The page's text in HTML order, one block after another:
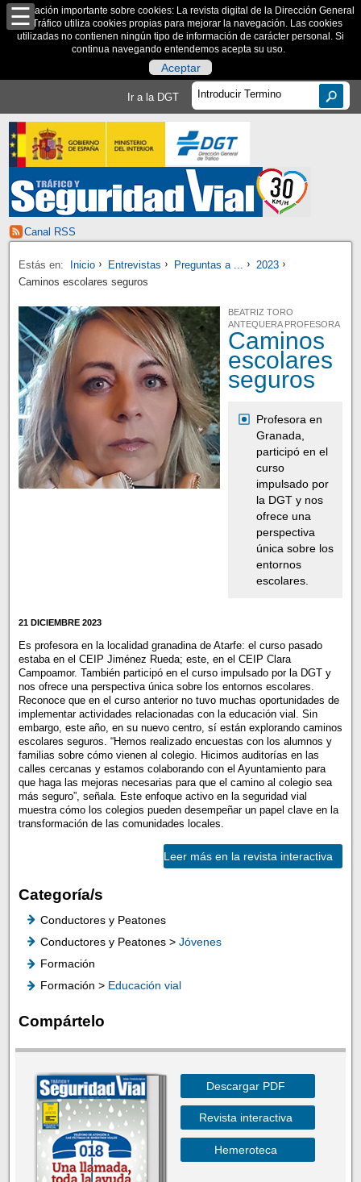
Información importante sobre cookies: La revista digital de la Dirección General
de Tráfico utiliza cookies propias para mejorar la navegación. Las cookies
utilizadas no contienen ningún tipo de información de carácter personal. Si
continua navegando entendemos acepta su uso.
Aceptar
Ir a la DGT
Canal RSS
Estás en: Inicio Entrevistas Preguntas a ...
2023
Caminos escolares seguros
BEATRIZ TORO
ANTEQUERA PROFESORA
Caminos
escolares
seguros
Profesora en
Granada,
participó en el
curso
impulsado por
la DGT y nos
ofrece una
perspectiva
única sobre los
entornos
escolares.
21 DICIEMBRE 2023
Es profesora en la localidad granadina de Atarfe: el curso pasado
estaba en el CEIP Jiménez Rueda; este, en el CEIP Clara
Campoamor. También participó en el curso impulsado por la DGT y
nos ofrece una perspectiva única sobre los entornos escolares.
Reconoce que en el curso anterior no tuvo muchas oportunidades de
implementar actividades relacionadas con la educación vial. Sin
embargo, este año, en su nuevo centro, sí están explorando caminos
escolares seguros. “Hemos realizado encuestas con los alumnos y
familias sobre cómo vienen al colegio. Hicimos auditorías en las
calles cercanas y estamos colaborando con el Ayuntamiento para
que haga las mejoras necesarias para que el camino al colegio sea
más seguro”, señala. Este enfoque activo en la seguridad vial
muestra cómo los colegios pueden desempeñar un papel clave en la
transformación de las comunidades locales.
Leer más en la revista interactiva
Categoría/s
Conductores y Peatones
Conductores y Peatones > Jóvenes
Formación
Formación > Educación vial
Compártelo
Descargar PDF
Revista interactiva
Hemeroteca